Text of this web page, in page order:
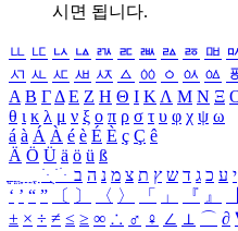
시면 됩니다.
ㅥ ㅦ ㅧ ㅨ ㅩ ㅪ ㅫ ㅬ ㅭ ㅮ
ㅺ ㅻ ㅼ ㅽ ㅾ ㅿ ㆀ ㆁ ㆂ ㆃ ㆄ
Α Β ΓΔ Ε Ζ Η Θ Ι ΚΛ Μ Ν Ξ
θ ι κ λ μ ν ξ ο π ρ σ τ υ φ χ ψ ω
á à Á À é è É È ç Ç ê
Ä Ö Ü ä ö ü ß
ִֶֹ ֻּ ׁׂ י ע כ ג ד ש ץ ת צ מ נ ה ב
‘ ’ “ ” 〔 〕 〈 〉 「 」 『 』
± × ÷ ≠ ≤ ≥ ∞ ∴ ♂ ♀ ∠ ⊥ ⌒ ∂